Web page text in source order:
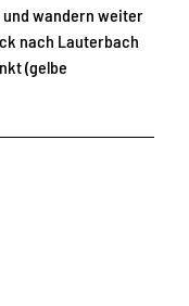
wandern weiter
nach Lauterbach
(gelbe